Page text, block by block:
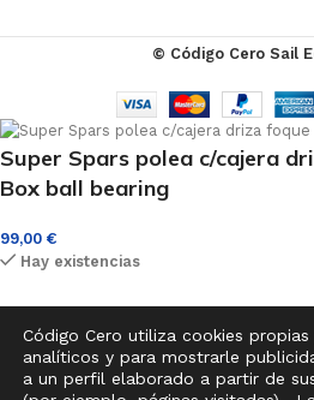
© Código Cero Sail
Super Spars polea c/cajera
Box ball bearing
99,00 €
Hay existencias
+
Código Cero utiliza cookies
analíticos y para mostrarle
a un perfil elaborado a partir de